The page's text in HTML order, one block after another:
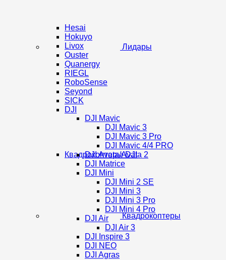
Лидары
Hesai
Hokuyo
Livox
Ouster
Quanergy
RIEGL
RoboSense
Seyond
SICK
DJI
Квадрокоптеры
Квадрокоптеры DJI
DJI Mavic
DJI Mavic 3
DJI Mavic 3 Pro
DJI Mavic 4/4 PRO
DJI Avata/Avata 2
DJI Matrice
DJI Mini
DJI Mini 2 SE
DJI Mini 3
DJI Mini 3 Pro
DJI Mini 4 Pro
DJI Air
DJI Air 3
DJI Inspire 3
DJI NEO
DJI Agras